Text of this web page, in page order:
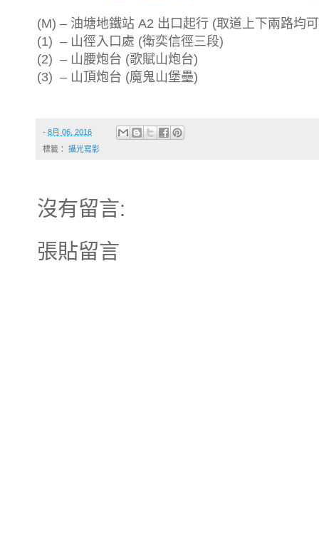
(M) – 油塘地鐵站 A2 出口起行 (取道上下兩路均
(1) – 山徑入口處 (衛奕信徑三段)
(2) – 山腰炮台 (歌賦山炮台)
(3) – 山頂炮台 (魔鬼山堡壘)
- 8月 06, 2016
標籤： 攝光寫影
沒有留言:
張貼留言